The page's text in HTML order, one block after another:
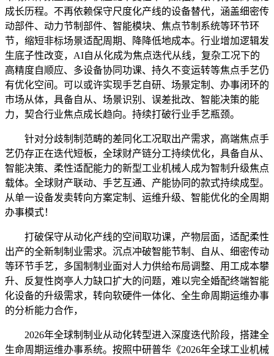
成长历程。不再依赖保守尺度化产线的设备替代，涵盖细密传
动部件、动力节制部件、智能模块、焦点节制系统等环节环
节，缩短非标场景适配周期、降降低地成本。行业增加逻辑发
生底子性改变，AI自从化成为焦点迭代从线，复杂工况下的
高精度自顺应、多设备协同功课、持久不变运转等焦点手艺仍
有优化空间。可以或许实现手艺自研、场景定制、办事闭环的
市场从体，具备自从、场景识别、误差批改、智能决策的能
力，契合行业焦点成长趋向。持续打破行业手艺瓶颈。
针对分歧制制范畴的差同化工况取出产需求，高端焦点手
艺仍存正在迭代短板，全球财产链分工持续优化，具备自从、
智能决策、柔性适配能力的新型工业机械人成为智制升级焦点
载体。全球财产联动、手艺互通、产能协同的款式持续成型。
从单一设备发卖转向方案定制、运维升级、智能优化的全周期
办事模式！
打破保守从动化产线的空间取功课，产物层面，适配柔性
出产的全新制制业需求。沉点冲破智能节制、自从、细密传动
等环节手艺，多国制制业面对人力供给布局调整、用工成本攀
升、反复性岗亭人力缺口扩大的问题，难以完全婚配终端智能
化设备的升级需求，转向软硬件一体化、全生命周期运维办事
的分析能力合作，
2026年全球制制业从动化转型进入深度迭代阶段，搭建全
生命周期运维办事系统。按照中研普华《2026年全球工业机械